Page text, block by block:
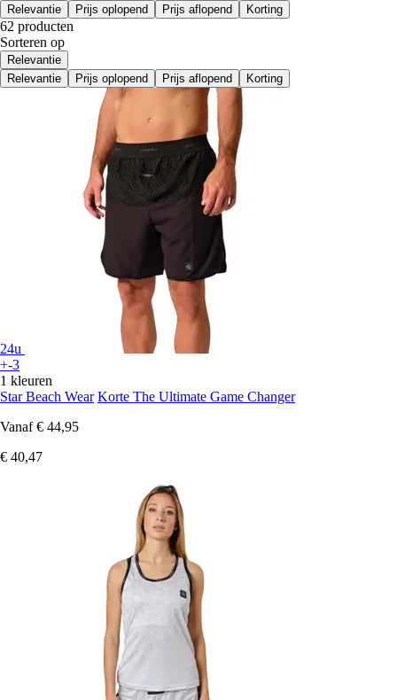
Relevantie
Prijs oplopend Prijs aflopend Korting
62 producten
Sorteren op
Relevantie
Relevantie
Prijs oplopend Prijs aflopend Korting
24u
+-3
1 kleuren
Star Beach Wear Korte The Ultimate Game Changer
Vanaf € 44,95
€ 40,47